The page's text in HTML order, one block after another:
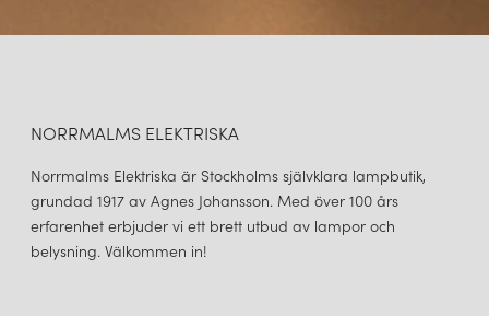
NORRMALMS ELEKTRISKA
Norrmalms Elektriska är Stockholms självklara lampbutik,
grundad 1917 av Agnes Johansson. Med över 100 års
erfarenhet erbjuder vi ett brett utbud av lampor och
belysning. Välkommen in!